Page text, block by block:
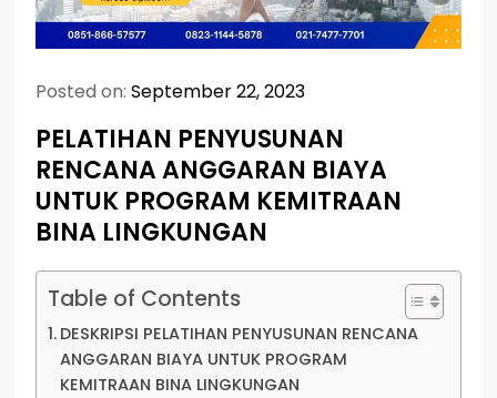
Posted on: September 22, 2023
PELATIHAN PENYUSUNAN
RENCANA ANGGARAN BIAYA
UNTUK PROGRAM KEMITRAAN
BINA LINGKUNGAN
Table of Contents
DESKRIPSI PELATIHAN PENYUSUNAN RENCANA
ANGGARAN BIAYA UNTUK PROGRAM
KEMITRAAN BINA LINGKUNGAN